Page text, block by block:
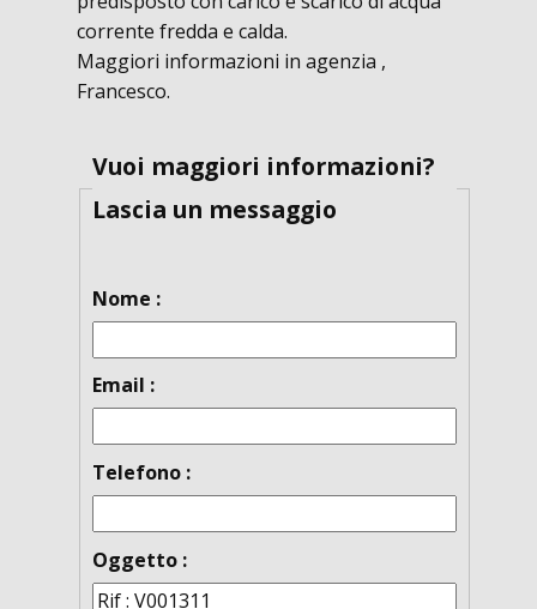
corrente fredda e calda.
Maggiori informazioni in agenzia ,
Francesco.
Vuoi maggiori informazioni?
Lascia un messaggio
Nome :
Email :
Telefono :
Oggetto :